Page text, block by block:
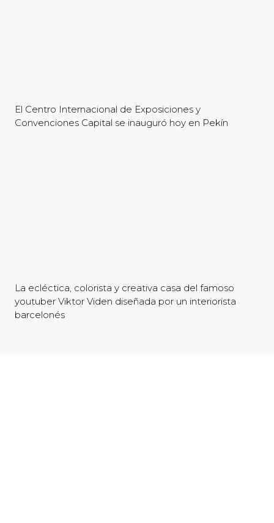
El Centro Internacional de Exposiciones y
Convenciones Capital se inauguró hoy en Pekín
La ecléctica, colorista y creativa casa del famoso
youtuber Viktor Viden diseñada por un interiorista
barcelonés